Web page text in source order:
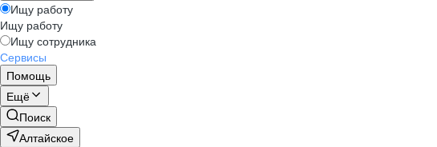
Ищу работу
Ищу работу
Ищу сотрудника
Сервисы
Помощь
Ещё
Поиск
Алтайское